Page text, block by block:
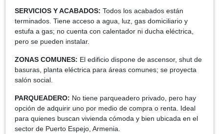
SERVICIOS Y ACABADOS: Todos los acabados están
terminados. Tiene acceso a agua, luz, gas domiciliario y
estufa a gas; no cuenta con calentador ni ducha eléctrica,
pero se pueden instalar.
ZONAS COMUNES: El edificio dispone de ascensor, shut de
basuras, planta eléctrica para áreas comunes; se proyecta
salón social.
PARQUEADERO: No tiene parqueadero privado, pero hay
opción de adquirir uno por medio de compra o renta. Ideal
para quienes buscan vivienda cómoda y bien ubicada en el
sector de Puerto Espejo, Armenia.